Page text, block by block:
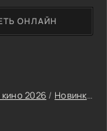
2026 / Новинки сериалов 2026
ОНЛАЙН